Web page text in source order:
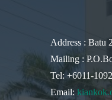
Address : Batu
Mailing :
Tel: +6011-
Email: